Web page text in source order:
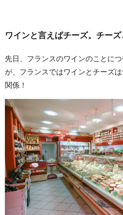
ワインと言えばチーズ。チーズ
先日、フランスのワインのことにつ
が、フランスではワインとチーズ
関係！